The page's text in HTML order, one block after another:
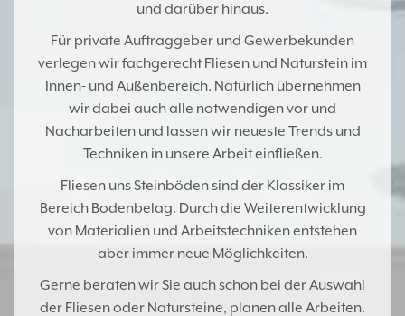
und darüber hinaus.
Für private Auftraggeber und Gewerbekunden
verlegen wirfachgerecht Fliesen und Naturstein im
Innen- und Außenbereich. Natürlich übernehmen
wir dabei auch alle notwendigen vor und
Nacharbeiten und lassen wir neueste Trends und
Techniken in unsere Arbeit einfließen.
Fliesen uns Steinbödensind der Klassiker im
Bereich Bodenbelag. Durch die Weiterentwicklung
von Materialien und Arbeitstechniken entstehen
aber immer neue Möglichkeiten.
Gerne beraten wir Sie auch schon bei derAuswahl
der Fliesen oder Natursteine, planen alle Arbeiten.